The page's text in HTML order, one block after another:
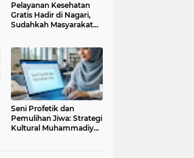
Pelayanan Kesehatan
Gratis Hadir di Nagari,
Sudahkah Masyarakat
Seni Profetik dan
Pemulihan Jiwa: Strategi
Kultural Muhammadiyah